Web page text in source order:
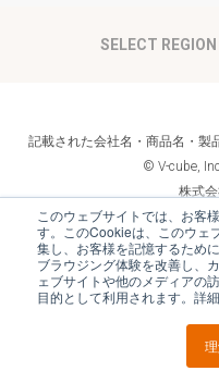
このウェブサイトでは、お客
す。このCookieは、このウェ
集し、お客様を記憶するため
ブラウジング体験を改善し、
ェブサイトや他のメディアの
目的として利用されます。詳
SELECT REGION
記載された会社名・商品名・製
© V-cube,
株式